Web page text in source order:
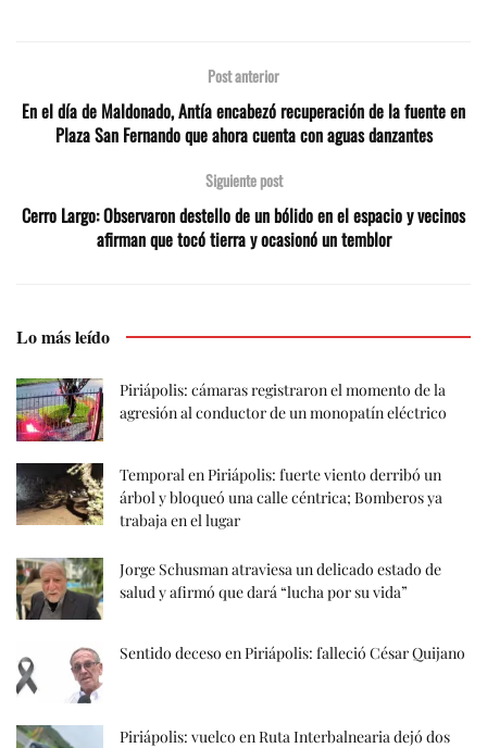
Post anterior
En el día de Maldonado, Antía encabezó recuperación de la fuente en
Plaza San Fernando que ahora cuenta con aguas danzantes
Siguiente post
Cerro Largo: Observaron destello de un bólido en el espacio y vecinos
afirman que tocó tierra y ocasionó un temblor
Lo más leído
Piriápolis: cámaras registraron el momento de la
agresión al conductor de un monopatín eléctrico
Temporal en Piriápolis: fuerte viento derribó un
árbol y bloqueó una calle céntrica; Bomberos ya
trabaja en el lugar
Jorge Schusman atraviesa un delicado estado de
salud y afirmó que dará “lucha por su vida”
Sentido deceso en Piriápolis: falleció César Quijano
Piriápolis: vuelco en Ruta Interbalnearia dejó dos